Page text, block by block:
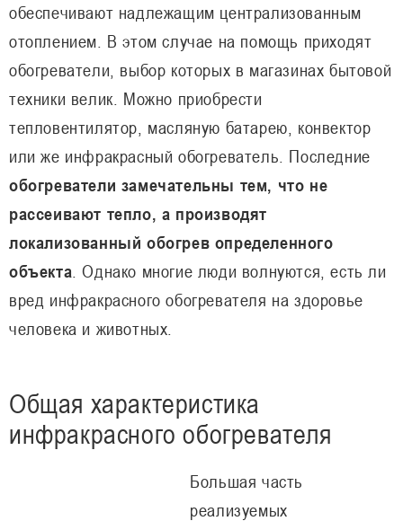
обеспечивают надлежащим централизованным
отоплением. В этом случае на помощь приходят
обогреватели, выбор которых в магазинах бытовой
техники велик. Можно приобрести
тепловентилятор, масляную батарею, конвектор
или же инфракрасный обогреватель. Последние
обогреватели замечательны тем, что не
рассеивают тепло, а производят
локализованный обогрев определенного
объекта . Однако многие люди волнуются, есть ли
вред инфракрасного обогревателя на здоровье
человека и животных.
Общая характеристика
инфракрасного обогревателя
Большая часть
реализуемых